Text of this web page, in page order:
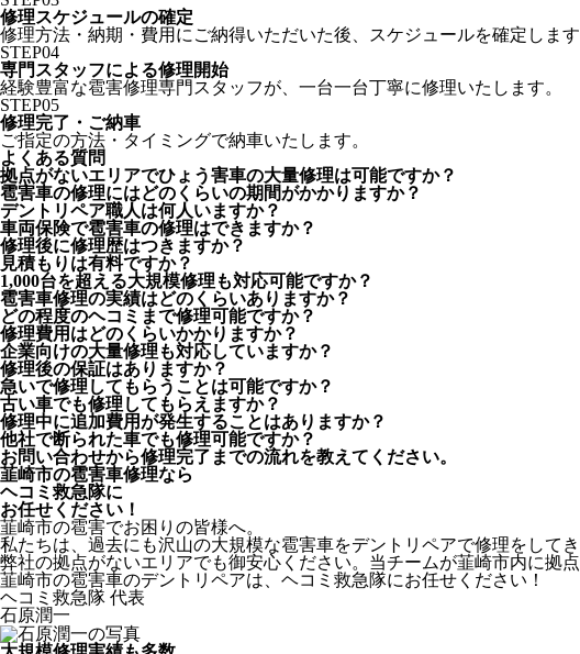
修理スケジュールの確定
修理方法・納期・費用にご納得いただいた後、スケジュールを確定します
STEP04
専門スタッフによる修理開始
経験豊富な雹害修理専門スタッフが、一台一台丁寧に修理いたします。
STEP05
修理完了・ご納車
ご指定の方法・タイミングで納車いたします。
よくある質問
拠点がないエリアでひょう害車の大量修理は可能ですか？
雹害車の修理にはどのくらいの期間がかかりますか？
デントリペア職人は何人いますか？
車両保険で雹害車の修理はできますか？
修理後に修理歴はつきますか？
見積もりは有料ですか？
1,000台を超える大規模修理も対応可能ですか？
雹害車修理の実績はどのくらいありますか？
どの程度のヘコミまで修理可能ですか？
修理費用はどのくらいかかりますか？
企業向けの大量修理も対応していますか？
修理後の保証はありますか？
急いで修理してもらうことは可能ですか？
古い車でも修理してもらえますか？
修理中に追加費用が発生することはありますか？
他社で断られた車でも修理可能ですか？
お問い合わせから修理完了までの流れを教えてください。
韮崎市の雹害車修理なら
ヘコミ救急隊に
お任せください！
韮崎市の雹害でお困りの皆様へ。
私たちは、過去にも沢山の大規模な雹害車をデントリペアで修理をして
弊社の拠点がないエリアでも御安心ください。当チームが韮崎市内に拠
韮崎市の雹害車のデントリペアは、ヘコミ救急隊にお任せください！
ヘコミ救急隊 代表
石原潤一